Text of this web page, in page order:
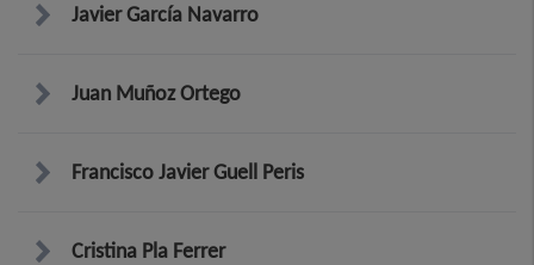
Javier García Navarro
Juan Muñoz Ortego
Francisco Javier Guell Peris
Cristina Pla Ferrer